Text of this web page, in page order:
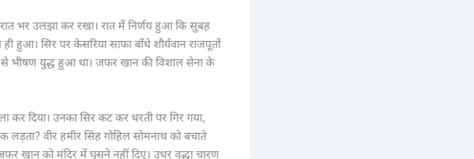
भर उलझा कर रखा। रात में निर्णय हुआ कि सुबह
हुआ। सिर पर केसरिया साफा बाँधे शौर्यवान राजपूतों
भीषण युद्ध हुआ था। जफर खान की विशाल सेना के
दिया। उनका सिर कट कर धरती पर गिर गया,
वीर हमीर सिंह गोहिल सोमनाथ को बचाते
खान को मंदिर में घुसने नहीं दिए। उधर वृद्धा चारण